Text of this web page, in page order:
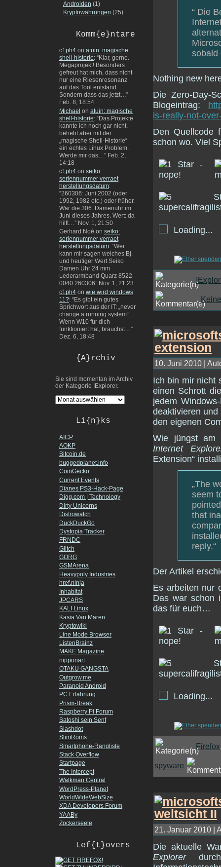
Androiden (1)
Kryptowährungen (25)
Komm{e}ntare
c1ph4 on atuin: magische
shell-historie: “Klar, gerne.
Megaprojekt! Besonders
gefreut hat mich, dass nicht
nur eine Riesenresonanz
auf das Tool entstand.
Sondern dass das jetzt…”
Feb. 8, 18:54
Michael on atuin: magische
shell-historie: “Das Projekte
kannte ich noch gar nicht,
behebt aber mit der
„magische Shell-Historie“
ein echtes Linux Problem.
Werde mir das… ” Feb. 2,
14:18
c1ph4 on seiko:
seriennummer verraet
herstellungsdatum:
“260306: Juni 2002 (oder
1992, 1982 etc.) oder früher.
War die 306. Damenuhr im
Juni dieses Jahres. Wert: da
hilft…” Nov. 1, 21:50
Gerhard Noé on seiko:
seriennummer verraet
herstellungsdatum: “Wer
kann mir sagen welches Bj.
und heutiger Wert Seiko
Damen Uhr 24 mm
Lederarmband Quarz 8522-
0040 260306” Nov. 1, 21:23
c1ph4 on wie wird windows
11?: “Es gibt ein gutes
Sprichwort aus der IT: „never
change a running system“.
Wenn W10 für dich
funktioniert hat, brauchst…”
Dez. 6, 18:48
{A}rchiv
Sie sind momentan im Archiv
der Kategorie IExplorer.
Li{n}ks
AICP
AOKP
Bitcoin.de
buggedplanet.info
CoinGecko
Current Events
Dianes PS3-Hack-Page
Digg.com | Technology
Dirty Unicorns
Distrowatch
DuckDuckGo
Dystopia Tracker
FRNDC
Glitch
GORG
GSMArena
Heavypoly Industries
href.ninja
Inhabitat
JPCARS
KALI Linux
Kasia Van Maren
Kryptowiki
Line Mode Browser
ListenBrainz
MAKE Magazine
nipponart
OTAKU GANGSTA
Outgrow.me
Paranoid Android
PC Erfahrung
Prism-Break
Raspberry Pi Forum
Satoshi sein Senf
Slashdot
SlimRoms
Smartphone-Rangliste
Stack Overflow
Startpage
The Intercept
Walkman Central
WordPress-Planet
WorldWideWebSize
XDA Developers Forum
YAABy
Zockerseele
Lef{t}overs
“ Die
sobald
Nothing new
Die Zero-Day-
Blogeintrag:
is-really-not-
Den Quellcode
schon wo. Viel
Loading...
10. Juni 2010 |
Ich bin mir nicht
einen Schrott
jedem
deaktivieren
den eigenen
Wie jüngst am
Internet
Extension“
„The
seem
that
reply.“
Der Artikel
Es arbeiten nur
Das war schon
das für euch…
Loading...
Firefox
spyware
21. Januar 2010 |
Die aktuelle
Explorerdurch